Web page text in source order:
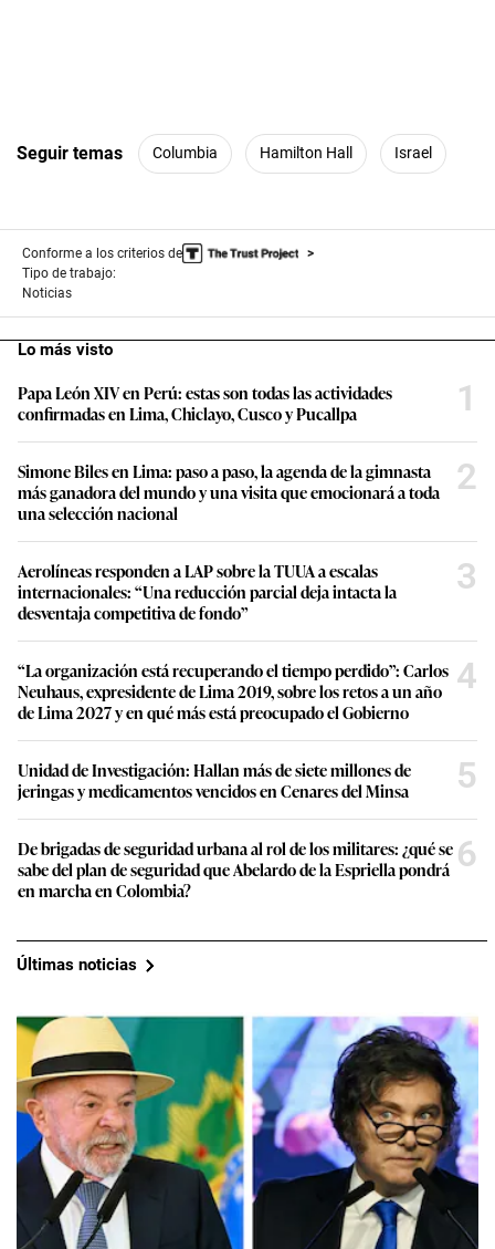
Seguir temas Columbia Hamilton Hall Israel
Conforme a los criterios de
Tipo de trabajo:
Noticias
Lo más visto
Papa León XIV en Perú: estas son todas las actividades
confirmadas en Lima, Chiclayo, Cusco y Pucallpa
1
Simone Biles en Lima: paso a paso, la agenda de la gimnasta
más ganadora del mundo y una visita que emocionará a toda
una selección nacional
2
Aerolíneas responden a LAP sobre la TUUA a escalas
internacionales: “Una reducción parcial deja intacta la
desventaja competitiva de fondo”
3
“La organización está recuperando el tiempo perdido”: Carlos
Neuhaus, expresidente de Lima 2019, sobre los retos a un año
de Lima 2027 y en qué más está preocupado el Gobierno
4
Unidad de Investigación: Hallan más de siete millones de
jeringas y medicamentos vencidos en Cenares del Minsa
5
De brigadas de seguridad urbana al rol de los militares: ¿qué se
sabe del plan de seguridad que Abelardo de la Espriella pondrá
en marcha en Colombia?
6
Últimas noticias